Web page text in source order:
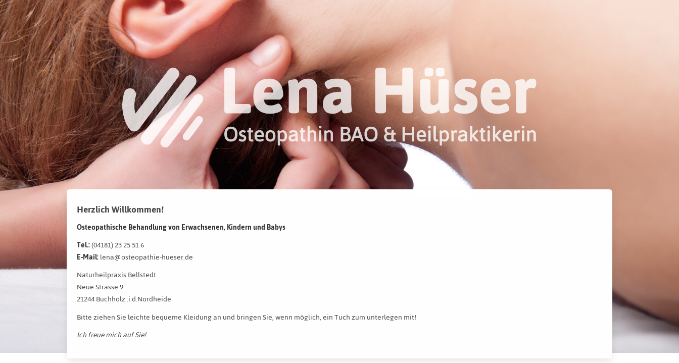
Herzlich Willkommen!
Osteopathische Behandlung von Erwachsenen, Kindern und Babys
Tel.:(04181) 23 25 51 6
E-Mail:lena@osteopathie-hueser.de
Naturheilpraxis Bellstedt
Neue Strasse 9
21244 Buchholz .i.d.Nordheide
Bitte ziehen Sie leichte bequeme Kleidung an und bringen Sie, wenn möglich, ein Tuch zum unterlegen mit!
Ich freue mich auf Sie!